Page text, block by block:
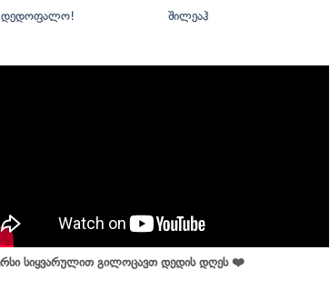
შილეაჰ
სიყვარულით გილოცავთ დედის დღეს ❤️